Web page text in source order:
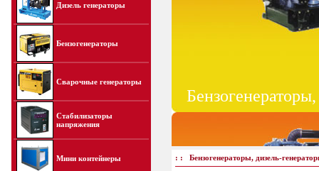
Дизель генераторы
Бензогенераторы
Сварочные генераторы
Стабилизаторы
напряжения
Мини контейнеры : : Бензогенераторы, дизель-